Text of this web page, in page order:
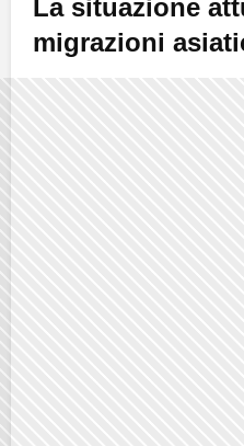
La situazione
migrazioni